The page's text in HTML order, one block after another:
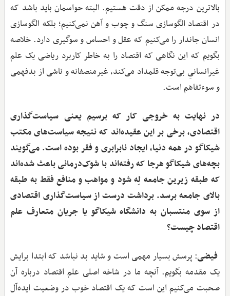
بالاترین درجه ممکن از دقت هستیم. البته حواسمان باید باشد که
در اقتصاد الگو‌سازی سنگ و چوب و آهن نمی‌کنیم؛ بلکه الگو‌سازی
انسان جاندار را می‌کنیم که عقل و احساس و سوگیری دارد. خلاصه
بگویم که این نگاهی که اقتصاد را به خاطر کاربرد ریاضی یک علم
غیرانسانیِ بی‌توجه قلمداد می‌کند، غیرمنصفانه و ناشی از بدفهمی
و سوءتفاهم است.
‌در نهایت به خروجی کار که برسیم یعنی سیاست‌گذاری
اقتصادی، برخی بر این عقیده‌اند که نتیجه سیاست‌های مکتب
شیکاگو در همه دنیا، ایجاد نابرابری و فقر بوده است. می‌گویند
بچه‌های شیکاگو هرجا که رفته‌اند با شوک‌درمانی باعث شده‌اند
که طبقه زیرین جامعه لِه شود و مواهب و منافع فقط به طبقه
بالای جامعه برسد. برداشت درست از سیاست‌گذاری اقتصادی
از سوی منتسبان به دانشگاه شیکاگو یا جریان متعارف علم
اقتصاد چیست؟
فیضی: پرسش بسیار مهمی است و شاید بد نباشد که ابتدا برایش
یک مقدمه بگویم. آنچه ما در شاخه اصلی علم اقتصاد درباره آن
صحبت می‌کنیم این است که یک اقتصاد خوب در وضعیت ایده‌آل